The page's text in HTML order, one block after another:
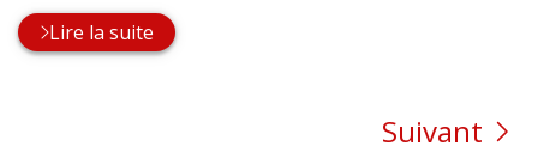
Lire la suite
Suivant